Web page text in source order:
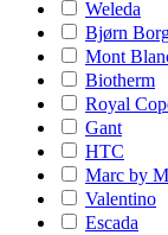
Weleda
Bjørn
Mont
Biotherm
Royal
Gant
HTC
Marc by
Valentino
Escada